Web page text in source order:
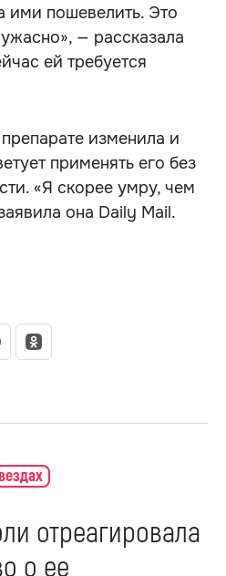
ими пошевелить. Это
— рассказала
ей требуется
изменила и
применять его без
«Я скорее умру, чем
она Daily Mail.
отреагировала
о ее